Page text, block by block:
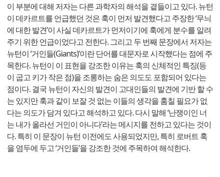
이 부분에 대해 저자는 다른 과학자의 해석을 곁들이고 있다. 뉴턴
이 데카르트를 언급했던 것은 훅이 먼저 발견했다고 주장한 ‘무늬
에 대한 발견’이 사실 데카르트가 먼저이기에 훅에게 분수를 알려
주기 위한 언급이었다고 전한다. 그리고 두 번째 문장에서 저자는
뉴턴이 ‘거인들(Giants)’이란 단어를 대문자로 시작했다는 점에 주
목한다. 뉴턴이 이 표현을 강조한 이유는 훅의 신체적인 특징(등
이 굽고 키가 작은 점)을 조롱하는 숨은 의도도 포함되어 있다는
점이다. 결국 뉴턴이 자신의 발견이 고대인들의 발견에 기반 할 수
는 있지만 훅과 같이 보잘 것 없는 이들의 생각을 훔칠 필요가 없
다는 의도가 담겨 있다고 해석하고 있다. 다시 말해 ‘난쟁이인 너
는 내가 올라선 거인이 아니다’라는 메시지를 전하고 있다는 것이
다. 특히 이 문장이 뉴턴 이전에도 사용되었지만, 특히 로버트 훅
을 염두에 두고 ‘거인들’을 강조한 것에 주목하여 해석한다.